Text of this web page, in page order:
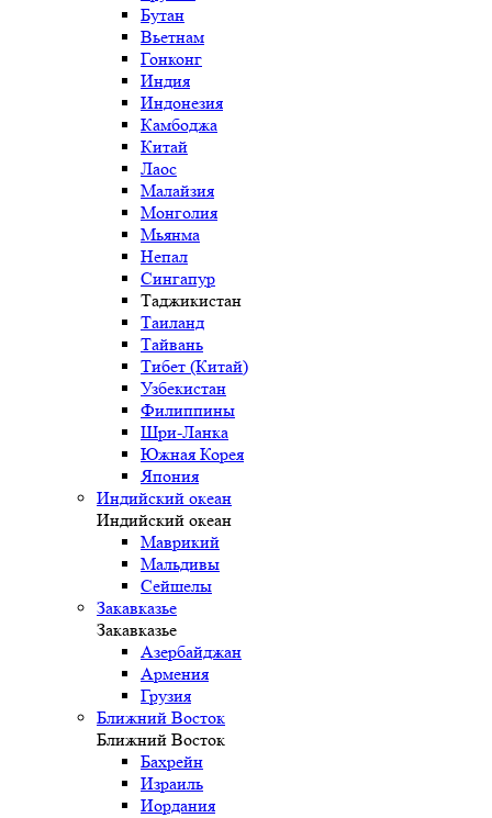
Бутан
Вьетнам
Гонконг
Индия
Индонезия
Камбоджа
Китай
Лаос
Малайзия
Монголия
Мьянма
Непал
Сингапур
Таджикистан
Таиланд
Тайвань
Тибет (Китай)
Узбекистан
Филиппины
Шри-Ланка
Южная Корея
Япония
Индийский океан
Индийский океан
Маврикий
Мальдивы
Сейшелы
Закавказье
Закавказье
Азербайджан
Армения
Грузия
Ближний Восток
Ближний Восток
Бахрейн
Израиль
Иордания